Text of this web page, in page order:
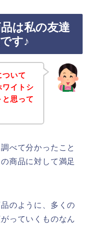
は私の友達
す♪
いて
ワイトシ
と思って
べて分かったこと
商品に対して満足
のように、多くの
っていくものなん